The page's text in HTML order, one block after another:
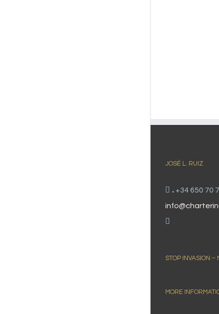
JOSÉ L. RUIZ
. +34 650 70
STOP INVASION –
MORE